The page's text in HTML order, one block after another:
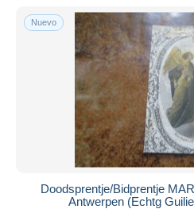
Sólo con descuento
Envío gratis
Métodos de pago
PayPal
Transferencia
Visa
Mastercard
iDeal
Nuevo
Doodsprentje/Bidprentje
Antwerpen (Echtg